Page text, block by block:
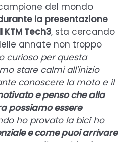
del mondo
la presentazione
Tech3, sta cercando
annate non troppo
curioso per questa
stare calmi all'inizio
conoscere la moto e il
e penso che alla
possiamo essere
ho provato la bici ho
e come puoi arrivare